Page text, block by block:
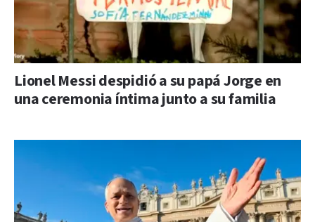
Lionel Messi despidió a su papá Jorge en
una ceremonia íntima junto a su familia